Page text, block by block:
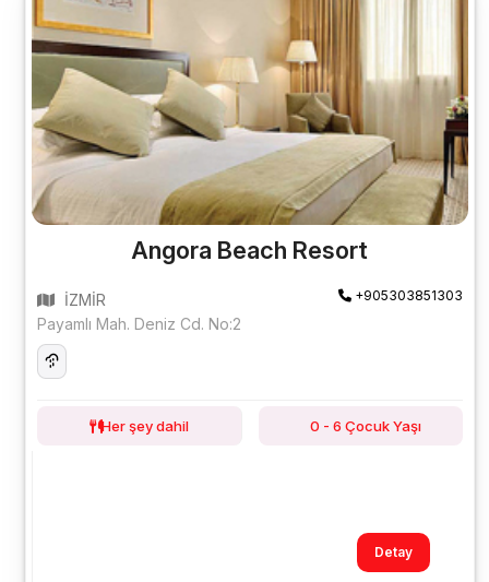
Angora Beach Resort
İZMİR +905303851303
Payamlı Mah. Deniz Cd. No:2
Her şey dahil 0 - 6 Çocuk Yaşı
Detay